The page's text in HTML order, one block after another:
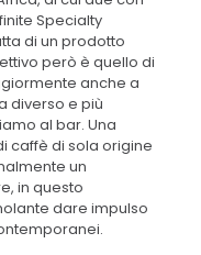
Specialty
di un prodotto
però è quello di
anche a
diverso e più
al bar. Una
caffè di sola origine
un
in questo
dare impulso